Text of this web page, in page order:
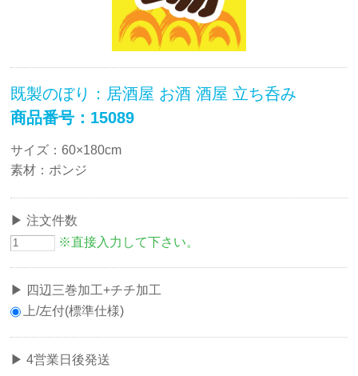
既製のぼり：居酒屋 お酒 酒屋 立ち呑み
商品番号：15089
サイズ：60×180cm
素材：ポンジ
注文件数
※直接入力して下さい。
四辺三巻加工+チチ加工
上/左付(標準仕様)
4営業日後発送